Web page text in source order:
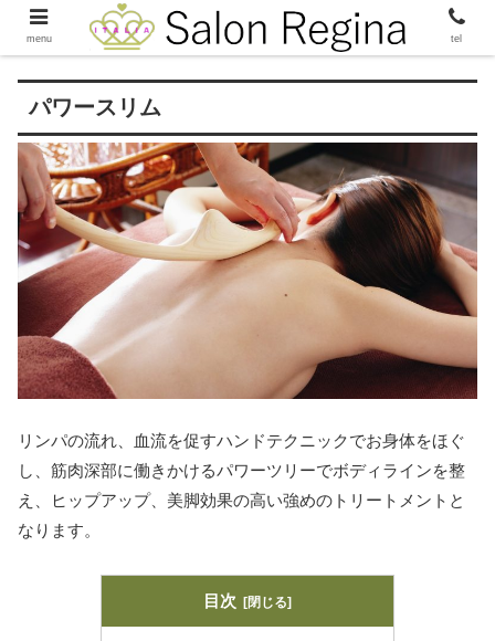
パワースリム
リンパの流れ、血流を促すハンドテクニックでお身体をほぐ
し、筋肉深部に働きかけるパワーツリーでボディラインを整
え、ヒップアップ、美脚効果の高い強めのトリートメントと
なります。
目次
menu tel